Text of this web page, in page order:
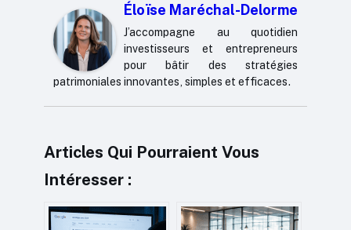
Éloïse Maréchal-Delorme
J’accompagne au quotidien
investisseurs et entrepreneurs
pour bâtir des stratégies
patrimoniales innovantes, simples et efficaces.
Articles Qui Pourraient Vous
Intéresser :